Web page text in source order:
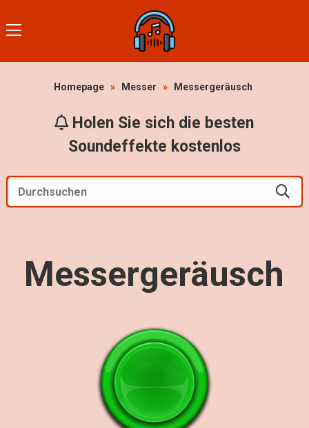
Homepage » Messer » Messergeräusch
Holen Sie sich die besten
Soundeffekte kostenlos
Messergeräusch